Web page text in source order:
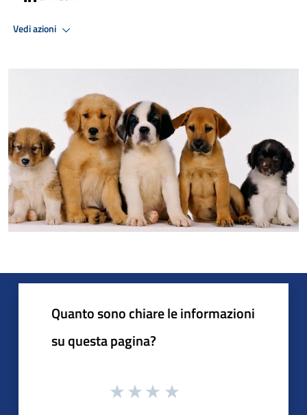
Vedi azioni
Quanto sono chiare le informazioni
su questa pagina?